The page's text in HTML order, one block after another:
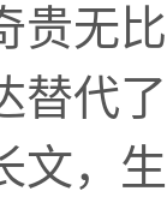
贵无
替代
文，